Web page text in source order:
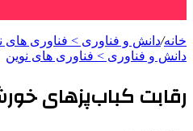
خانه/دانش و فناوری > فناوری های
دانش و فناوری > فناوری های نوین
رقابت کباب‌پزهای